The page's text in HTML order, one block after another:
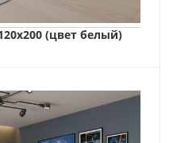
(цвет белый)